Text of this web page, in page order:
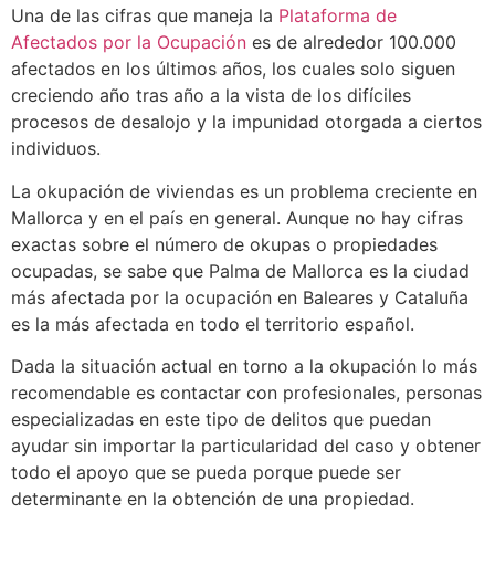
Una de las cifras que maneja la Plataforma de
Afectados por la Ocupación es de alrededor 100.000
afectados en los últimos años, los cuales solo siguen
creciendo año tras año a la vista de los difíciles
procesos de desalojo y la impunidad otorgada a ciertos
individuos.
La okupación de viviendas es un problema creciente en
Mallorca y en el país en general. Aunque no hay cifras
exactas sobre el número de okupas o propiedades
ocupadas, se sabe que Palma de Mallorca es la ciudad
más afectada por la ocupación en Baleares y Cataluña
es la más afectada en todo el territorio español.
Dada la situación actual en torno a la okupación lo más
recomendable es contactar con profesionales, personas
especializadas en este tipo de delitos que puedan
ayudar sin importar la particularidad del caso y obtener
todo el apoyo que se pueda porque puede ser
determinante en la obtención de una propiedad.